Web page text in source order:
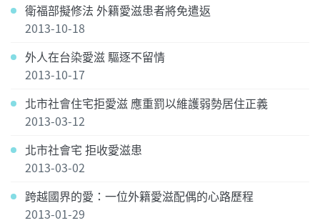
衛福部擬修法 外籍愛滋患者將免遣返
2013-10-18
外人在台染愛滋 驅逐不留情
2013-10-17
北市社會住宅拒愛滋 應重罰以維護弱勢居住正義
2013-03-12
北市社會宅 拒收愛滋患
2013-03-02
跨越國界的愛：一位外籍愛滋配偶的心路歷程
2013-01-29